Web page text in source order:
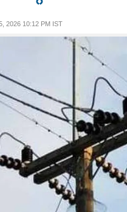
2026 10:12 PM IST